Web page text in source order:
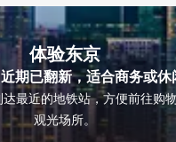
体验东京
期已翻新，适合商务或休
最近的地铁站，方便前往购
观光场所。